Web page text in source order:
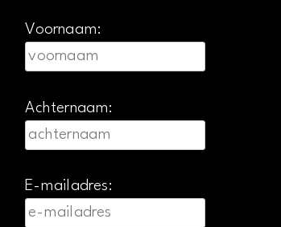
Voornaam:
Achternaam:
E-mailadres: